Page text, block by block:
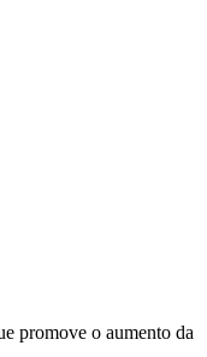
promove o aumento da